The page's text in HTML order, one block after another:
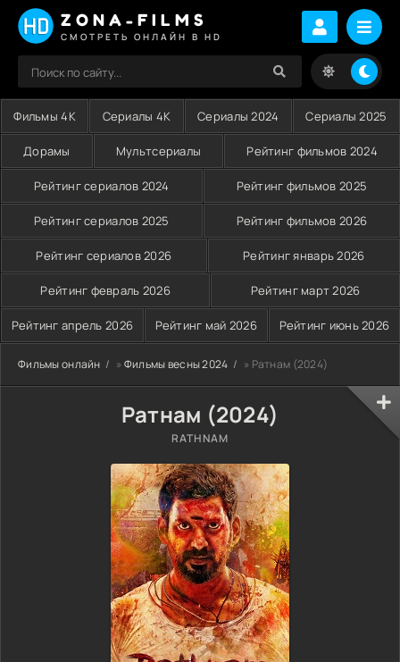
ZONA-FILMS
СМОТРЕТЬ ОНЛАЙН В HD
Фильмы 4K Сериалы 4K Сериалы 2024 Сериалы 2025
Дорамы Мультсериалы Рейтинг фильмов 2024
Рейтинг сериалов 2024 Рейтинг фильмов 2025
Рейтинг сериалов 2025 Рейтинг фильмов 2026
Рейтинг сериалов 2026 Рейтинг январь 2026
Рейтинг февраль 2026 Рейтинг март 2026
Рейтинг апрель 2026 Рейтинг май 2026 Рейтинг июнь 2026
Фильмы онлайн » Фильмы весны 2024 » Ратнам (2024)
Ратнам (2024)
RATHNAM